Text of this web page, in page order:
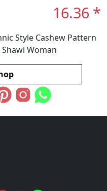
16.36 *
Style Cashew Pattern
Woman